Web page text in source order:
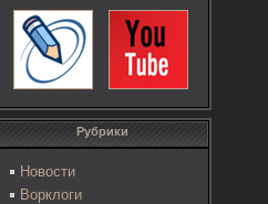
Рубрики
Новости
Ворклоги